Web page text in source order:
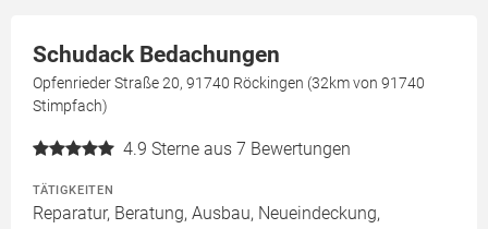
Schudack Bedachungen
Opfenrieder Straße 20, 91740 Röckingen (32km von 91740
Stimpfach)
4.9 Sterne aus 7 Bewertungen
TÄTIGKEITEN
Reparatur, Beratung, Ausbau, Neueindeckung,